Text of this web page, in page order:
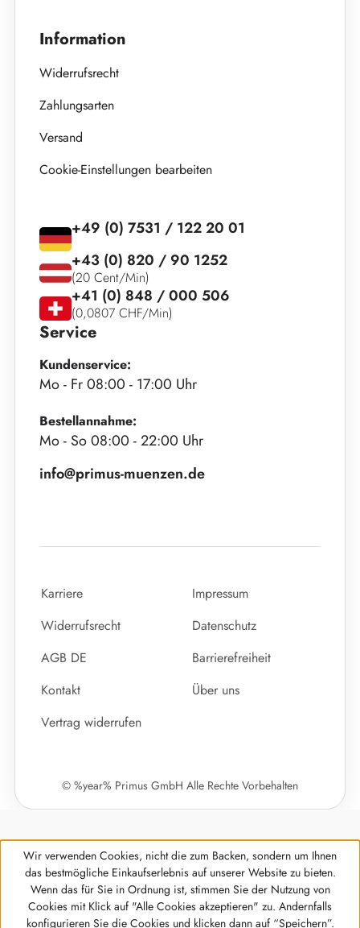
Information
Widerrufsrecht
Zahlungsarten
Versand
Cookie-Einstellungen bearbeiten
Service
Kundenservice:
Mo - Fr 08:00 - 17:00 Uhr
Bestellannahme:
Mo - So 08:00 - 22:00 Uhr
info@primus-muenzen.de
+49 (0) 7531 / 122 20 01
+43 (0) 820 / 90 1252
(20 Cent/Min)
+41 (0) 848 / 000 506
(0,0807 CHF/Min)
Karriere
Impressum
Widerrufsrecht
Datenschutz
AGB DE
Barrierefreiheit
Kontakt
Über uns
Vertrag widerrufen
© %year% Primus GmbH Alle Rechte Vorbehalten
Werkzeugleiste anzeigen
Wir verwenden Cookies, nicht die zum Backen, sondern um Ihnen
das bestmögliche Einkaufserlebnis auf unserer Website zu bieten.
Wenn das für Sie in Ordnung ist, stimmen Sie der Nutzung von
Cookies mit Klick auf "Alle Cookies akzeptieren" zu. Andernfalls
konfigurieren Sie die Cookies und klicken dann auf “Speichern”.